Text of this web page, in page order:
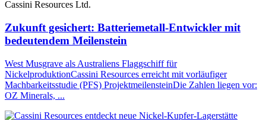
Cassini Resources Ltd.
Zukunft gesichert: Batteriemetall-Entwickler mit
bedeutendem Meilenstein
West Musgrave als Australiens Flaggschiff für
NickelproduktionCassini Resources erreicht mit vorläufiger
Machbarkeitsstudie (PFS) ProjektmeilensteinDie Zahlen liegen vor:
OZ Minerals, ...